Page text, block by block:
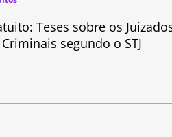
Teses sobre os
segundo o STJ